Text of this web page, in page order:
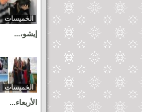
الخميسات
إيشو،...
الخميسات
الأربعاء...